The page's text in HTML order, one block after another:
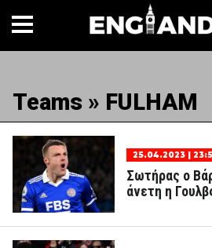
Teams » FULHAM
25.04.2023 |
Σωτήρας ο
άνετη η